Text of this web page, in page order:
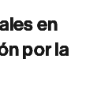
en
por la